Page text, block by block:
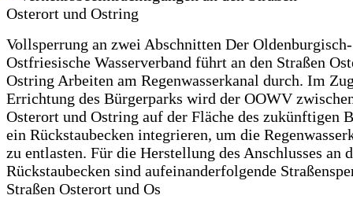
Vollsperrung an zwei Abschnitten Der Oldenburgisch-
Ostfriesische Wasserverband führt an den Straßen
Ostring Arbeiten am Regenwasserkanal durch. Im
Errichtung des Bürgerparks wird der OOWV
Osterort und Ostring auf der Fläche des zukünftigen
ein Rückstaubecken integrieren, um die
zu entlasten. Für die Herstellung des Anschlusses an
Rückstaubecken sind aufeinanderfolgende
Straßen Osterort und Os